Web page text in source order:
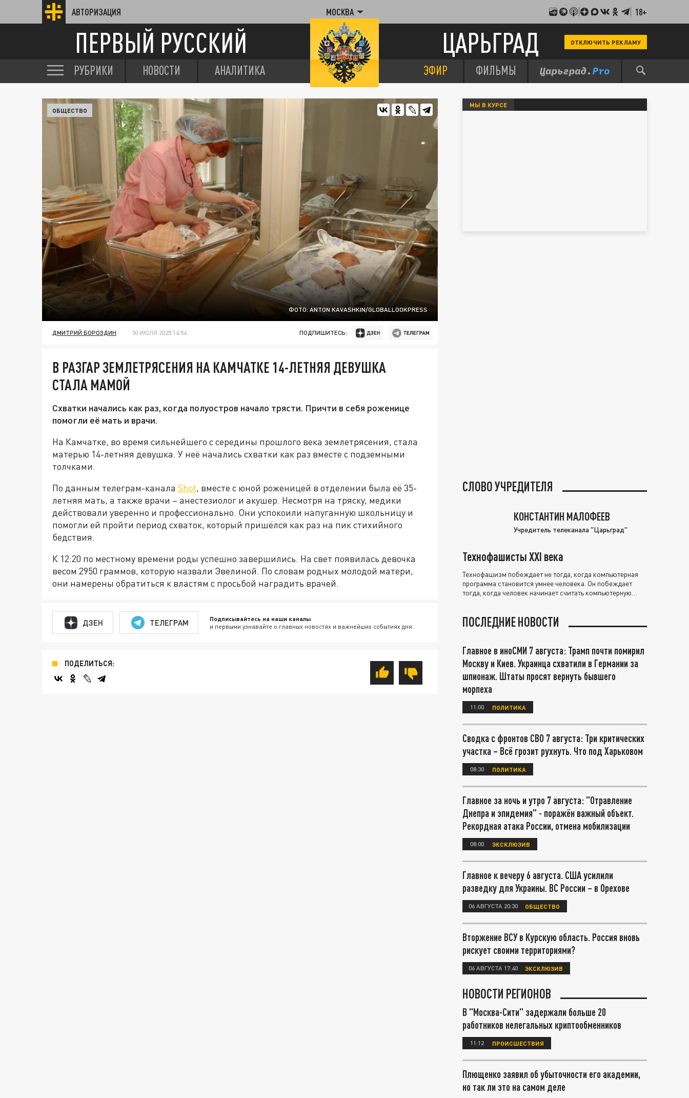
АВТОРИЗАЦИЯ МОСКВА 18+
ПЕРВЫЙ РУССКИЙ ЦАРЬГРАД ОТКЛЮЧИТЬ РЕКЛАМУ
РУБРИКИ НОВОСТИ АНАЛИТИКА ЭФИР ФИЛЬМЫ
ФОТО: ANTON KAVASHKIN/GLOBALLOOKPRESS
ОБЩЕСТВО
ДМИТРИЙ БОРОЗДИН 30 ИЮЛЯ 2025 14:54 ПОДПИШИТЕСЬ:
В РАЗГАР ЗЕМЛЕТРЯСЕНИЯ НА КАМЧАТКЕ 14-ЛЕТНЯЯ ДЕВУШКА
СТАЛА МАМОЙ
Схватки начались как раз, когда полуостров начало трясти. Причти в себя роженице
помогли её мать и врачи.
На Камчатке, во время сильнейшего с середины прошлого века землетрясения, стала
матерью 14-летняя девушка. У неё начались схватки как раз вместе с подземными
толчками.
По данным телеграм-канала Shot, вместе с юной роженицей в отделении была её 35-
летняя мать, а также врачи – анестезиолог и акушер. Несмотря на тряску, медики
действовали уверенно и профессионально. Они успокоили напуганную школьницу и
помогли ей пройти период схваток, который пришёлся как раз на пик стихийного
бедствия.
К 12:20 по местному времени роды успешно завершились. На свет появилась девочка
весом 2950 граммов, которую назвали Эвелиной. По словам родных молодой матери,
они намерены обратиться к властям с просьбой наградить врачей.
ДЗЕН ТЕЛЕГРАМ Подписывайтесь на наши каналы
и первыми узнавайте о главных новостях и важнейших событиях дня.
ПОДЕЛИТЬСЯ:
МЫ В КУРСЕ
СЛОВО УЧРЕДИТЕЛЯ
КОНСТАНТИН МАЛОФЕЕВ
Учредитель телеканала "Царьград"
Технофашисты XXI века
Технофашизм побеждает не тогда, когда компьютерная
программа становится умнее человека. Он побеждает
тогда, когда человек начинает считать компьютерную
ПОСЛЕДНИЕ НОВОСТИ
Главное в иноСМИ 7 августа: Трамп почти помирил
Москву и Киев. Украинца схватили в Германии за
шпионаж. Штаты просят вернуть бывшего
морпеха
11:00 ПОЛИТИКА
Сводка с фронтов СВО 7 августа: Три критических
участка – Всё грозит рухнуть. Что под Харьковом
08:30 ПОЛИТИКА
Главное за ночь и утро 7 августа: "Отравление
Днепра и эпидемия" - поражён важный объект.
Рекордная атака России, отмена мобилизации
08:00 ЭКСКЛЮЗИВ
Главное к вечеру 6 августа. США усилили
разведку для Украины. ВС России – в Орехове
06 АВГУСТА 20:30 ОБЩЕСТВО
Вторжение ВСУ в Курскую область. Россия вновь
рискует своими территориями?
06 АВГУСТА 17:40 ЭКСКЛЮЗИВ
НОВОСТИ РЕГИОНОВ
В "Москва-Сити" задержали больше 20
работников нелегальных криптообменников
11:12 ПРОИСШЕСТВИЯ
Плющенко заявил об убыточности его академии,
но так ли это на самом деле